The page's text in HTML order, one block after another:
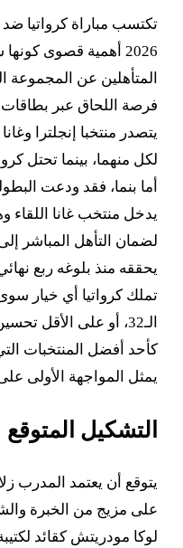
تكتسب مباراة كرواتيا
2026 أهمية قصوى
المتأهلين عن المجموعة
فرصة اللحاق عبر
أما بنما، فقد ودعت
يدخل منتخب غانا اللقاء
لضمان التأهل المباشر إلى
تملك كرواتيا أي خيار
الـ32، أو على الأقل
كأحد أفضل المنتخبات
يمثل المواجهة الأولى
التشكيل المتوقع
يتوقع أن يعتمد المدرب
على مزيج من الخبرة
لوكا مودريتش كقائد